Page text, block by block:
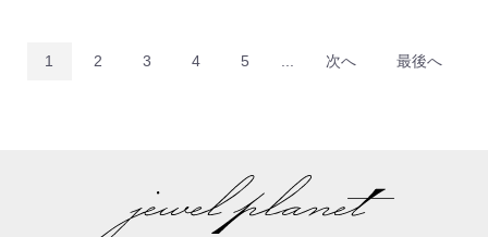
1 2 3 4 5 次へ 最後へ